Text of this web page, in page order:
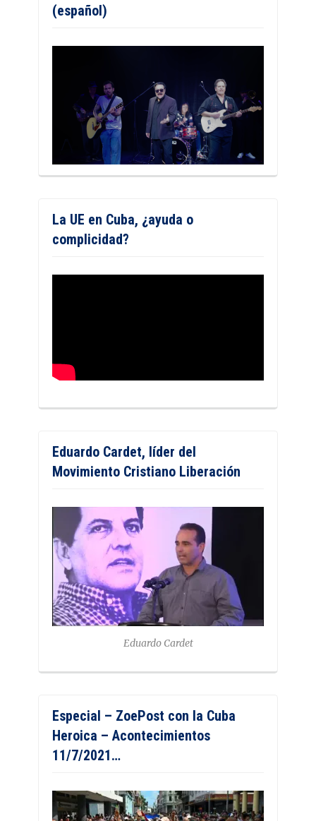
(español)
La UE en Cuba, ¿ayuda o
complicidad?
Eduardo Cardet, líder del
Movimiento Cristiano Liberación
Eduardo Cardet
Especial – ZoePost con la Cuba
Heroica – Acontecimientos
11/7/2021…